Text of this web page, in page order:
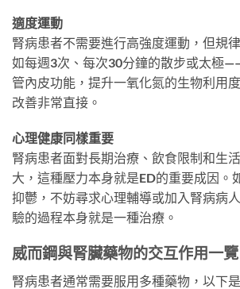
適度運動
腎病患者不需要進行高強度運動，但規
如每週3次、每次30分鐘的散步或太極
管內皮功能，提升一氧化氮的生物利用
改善非常直接。
心理健康同樣重要
腎病患者面對長期治療、飲食限制和生
大，這種壓力本身就是ED的重要成因。
抑鬱，不妨尋求心理輔導或加入腎病病
驗的過程本身就是一種治療。
威而鋼與腎臟藥物的交互作用一覽
腎病患者通常需要服用多種藥物，以下